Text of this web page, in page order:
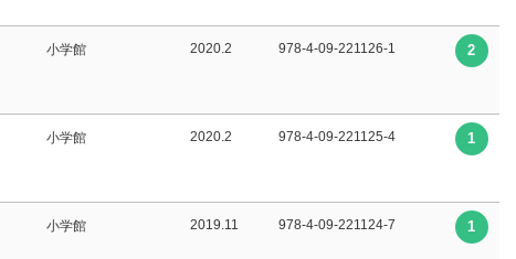
小学館 2020.2 978-4-09-221126-1 2
小学館 2020.2 978-4-09-221125-4 1
小学館 2019.11 978-4-09-221124-7 1